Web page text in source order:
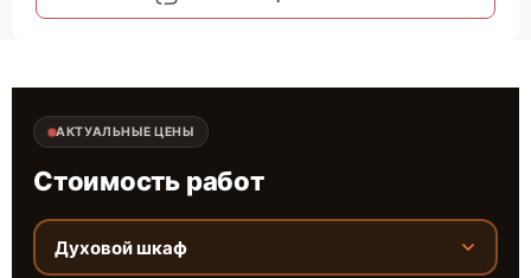
АКТУАЛЬНЫЕ ЦЕНЫ
Стоимость работ
Духовой шкаф